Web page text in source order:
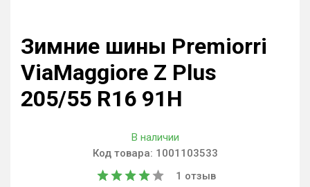
Зимние шины Premiorri
ViaMaggiore Z Plus
205/55 R16 91H
В наличии
Код товара: 1001103533
1 отзыв